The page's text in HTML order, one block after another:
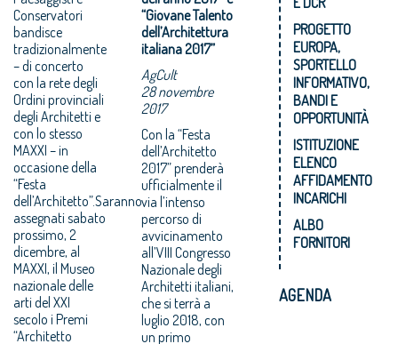
Conservatori
bandisce
tradizionalmente
– di concerto
con la rete degli
Ordini provinciali
degli Architetti e
con lo stesso
MAXXI – in
occasione della
“Festa
dell’Architetto”.Saranno
assegnati sabato
prossimo, 2
dicembre, al
MAXXI, il Museo
nazionale delle
arti del XXI
secolo i Premi
“Architetto
“Giovane Talento
dell’Architettura
italiana 2017”
AgCult
28 novembre
2017
Con la “Festa
dell’Architetto
2017” prenderà
ufficialmente il
via l’intenso
percorso di
avvicinamento
all’VIII Congresso
Nazionale degli
Architetti italiani,
che si terrà a
luglio 2018, con
un primo
PROGETTO
EUROPA,
SPORTELLO
INFORMATIVO,
BANDI E
OPPORTUNITÀ
ISTITUZIONE
ELENCO
AFFIDAMENTO
INCARICHI
ALBO
FORNITORI
AGENDA